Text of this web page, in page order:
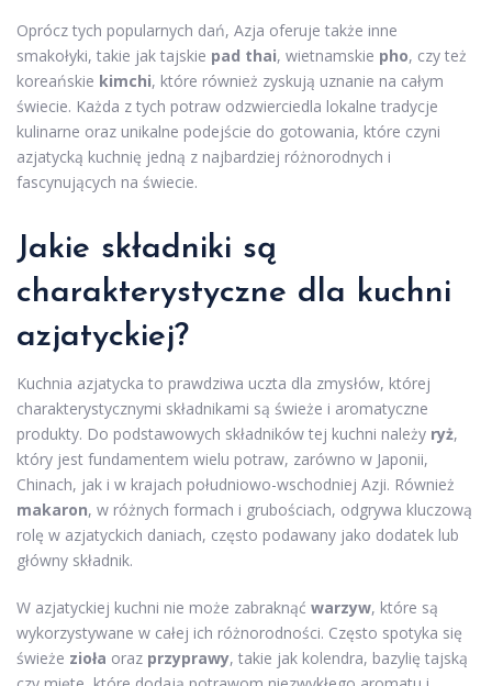
Oprócz tych popularnych dań, Azja oferuje także inne
smakołyki, takie jak tajskie pad thai, wietnamskie pho, czy też
koreańskie kimchi, które również zyskują uznanie na całym
świecie. Każda z tych potraw odzwierciedla lokalne tradycje
kulinarne oraz unikalne podejście do gotowania, które czyni
azjatycką kuchnię jedną z najbardziej różnorodnych i
fascynujących na świecie.
Jakie składniki są
charakterystyczne dla kuchni
azjatyckiej?
Kuchnia azjatycka to prawdziwa uczta dla zmysłów, której
charakterystycznymi składnikami są świeże i aromatyczne
produkty. Do podstawowych składników tej kuchni należy ryż,
który jest fundamentem wielu potraw, zarówno w Japonii,
Chinach, jak i w krajach południowo-wschodniej Azji. Również
makaron, w różnych formach i grubościach, odgrywa kluczową
rolę w azjatyckich daniach, często podawany jako dodatek lub
główny składnik.
W azjatyckiej kuchni nie może zabraknąć warzyw, które są
wykorzystywane w całej ich różnorodności. Często spotyka się
świeże zioła oraz przyprawy, takie jak kolendra, bazylię tajską